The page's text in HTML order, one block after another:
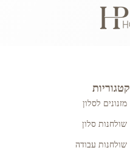
קטגוריות
מזנונים לסלון
שולחנות סלון
שולחנות עבודה